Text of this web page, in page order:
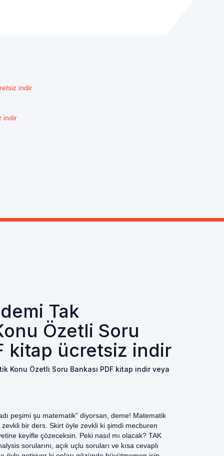
indir
indir
Tak
Özetli Soru
kitap ücretsiz indir
Konu Özetli Soru Bankası PDF kitap indir veya
peşimi şu matematik” diyorsan, deme! Matematik
bir ders. Skirt öyle zevkli ki şimdi mecburen
keyifle çözeceksin. Peki nasıl mı olacak? TAK
sorularını, açık uçlu soruları ve kısa cevaplı